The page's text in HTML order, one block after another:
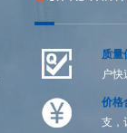
质量
户
价格
支，